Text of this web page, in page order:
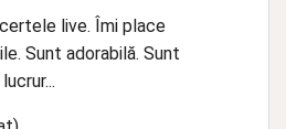
live. Îmi place
Sunt adorabilă. Sunt